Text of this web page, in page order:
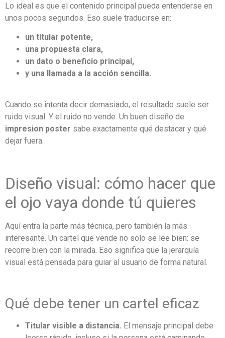
Lo ideal es que el contenido principal pueda entenderse en
unos pocos segundos. Eso suele traducirse en:
un titular potente,
una propuesta clara,
un dato o beneficio principal,
y una llamada a la acción sencilla.
Cuando se intenta decir demasiado, el resultado suele ser
ruido visual. Y el ruido no vende. Un buen diseño de
impresion poster sabe exactamente qué destacar y qué
dejar fuera.
Diseño visual: cómo hacer que
el ojo vaya donde tú quieres
Aquí entra la parte más técnica, pero también la más
interesante. Un cartel que vende no solo se lee bien: se
recorre bien con la mirada. Eso significa que la jerarquía
visual está pensada para guiar al usuario de forma natural.
Qué debe tener un cartel eficaz
Titular visible a distancia. El mensaje principal debe